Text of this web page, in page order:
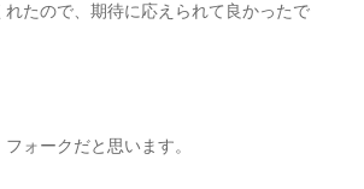
たので、期待に応えられて良かったで
ォークだと思います。